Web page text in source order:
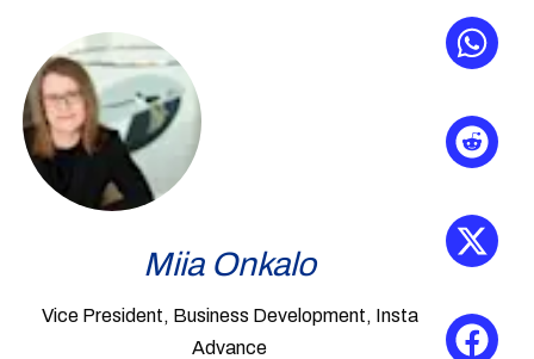
Miia Onkalo
Vice President, Business Development, Insta
Advance